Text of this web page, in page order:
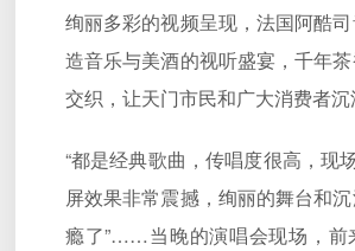
绚丽多彩的视频呈现，法国阿酷
造音乐与美酒的视听盛宴，千年
交织，让天门市民和广大消费者沉
“都是经典歌曲，传唱度很高，现
屏效果非常震撼，绚丽的舞台和
瘾了”……当晚的演唱会现场，前